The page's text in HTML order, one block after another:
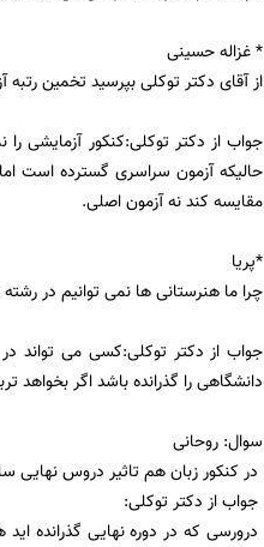
* غزاله حسینی
از آقای دکتر توکلی بپرسید تخمین
جواب از دکتر توکلی:کنکور آزمایشی
حالیکه آزمون سراسری گسترده است
مقایسه کند نه آزمون اصلی.
*پریا
چرا ما هنرستانی ها نمی توانیم در
جواب از دکتر توکلی:کسی می تواند
دانشگاهی را گذرانده باشد اگر
سوال: روحانی
در کنکور زبان هم تاثیر دروس
جواب از دکتر توکلی: